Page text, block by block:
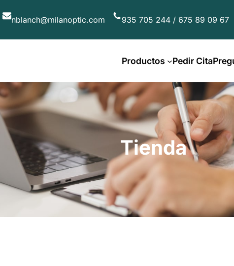
nblanch@milanoptic.com 935 705 244 / 675 89 09 67
Productos Pedir Cita
Tienda